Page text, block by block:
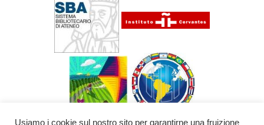
Usiamo i cookie sul nostro sito per garantirne una fruizione